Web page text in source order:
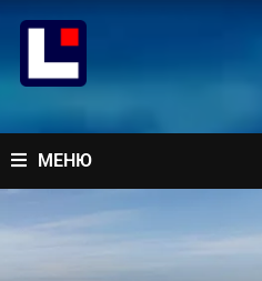
содержимому
МЕНЮ